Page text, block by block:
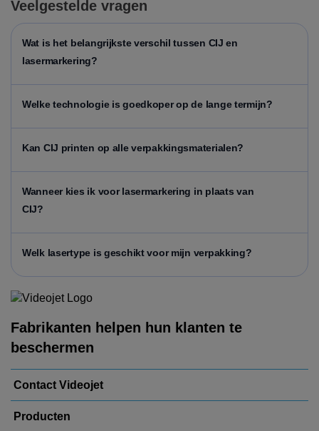
Veelgestelde vragen
Wat is het belangrijkste verschil tussen CIJ en
lasermarkering?
Welke technologie is goedkoper op de lange termijn?
Kan CIJ printen op alle verpakkingsmaterialen?
Wanneer kies ik voor lasermarkering in plaats van
CIJ?
Welk lasertype is geschikt voor mijn verpakking?
Fabrikanten helpen hun klanten te
beschermen
Contact Videojet
Producten